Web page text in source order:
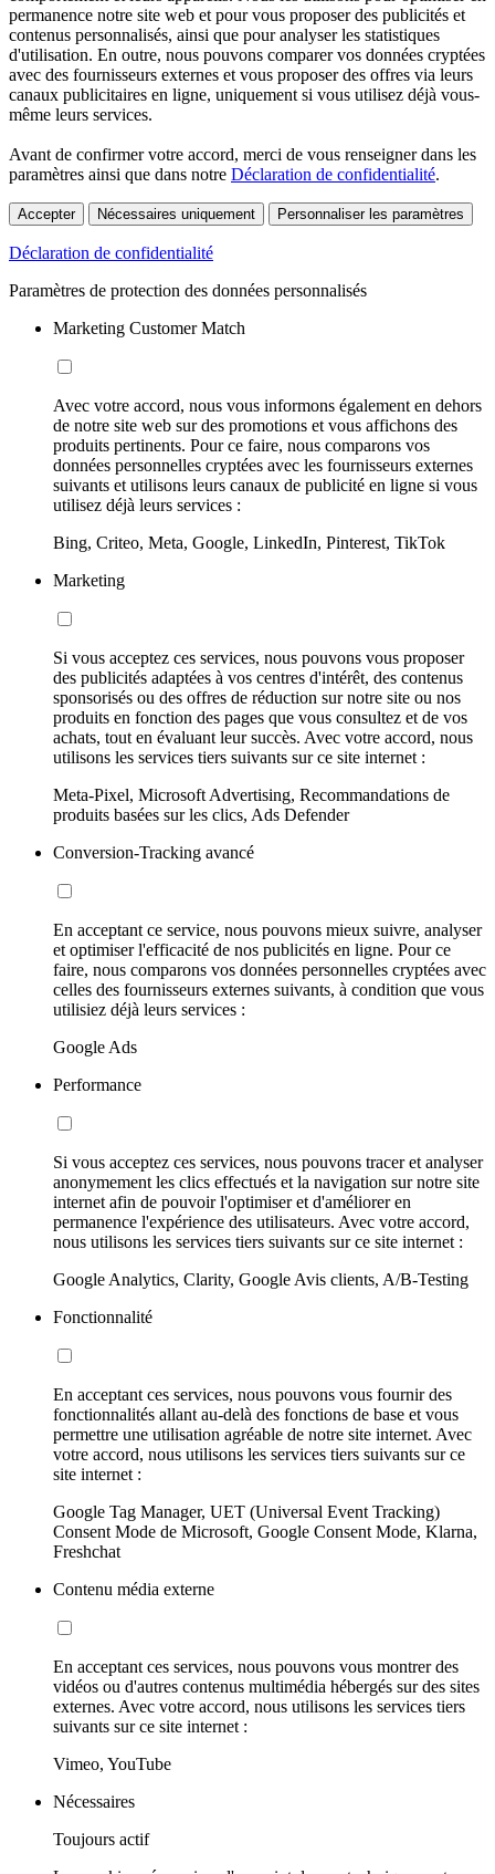
permanence notre site web et pour vous proposer des publicités et
contenus personnalisés, ainsi que pour analyser les statistiques
d'utilisation. En outre, nous pouvons comparer vos données cryptées
avec des fournisseurs externes et vous proposer des offres via leurs
canaux publicitaires en ligne, uniquement si vous utilisez déjà vous-
même leurs services.
Avant de confirmer votre accord, merci de vous renseigner dans les
paramètres ainsi que dans notre Déclaration de confidentialité.
Accepter Nécessaires uniquement Personnaliser les paramètres
Déclaration de confidentialité
Paramètres de protection des données personnalisés
Marketing Customer Match
Avec votre accord, nous vous informons également en dehors
de notre site web sur des promotions et vous affichons des
produits pertinents. Pour ce faire, nous comparons vos
données personnelles cryptées avec les fournisseurs externes
suivants et utilisons leurs canaux de publicité en ligne si vous
utilisez déjà leurs services :
Bing, Criteo, Meta, Google, LinkedIn, Pinterest, TikTok
Marketing
Si vous acceptez ces services, nous pouvons vous proposer
des publicités adaptées à vos centres d'intérêt, des contenus
sponsorisés ou des offres de réduction sur notre site ou nos
produits en fonction des pages que vous consultez et de vos
achats, tout en évaluant leur succès. Avec votre accord, nous
utilisons les services tiers suivants sur ce site internet :
Meta-Pixel, Microsoft Advertising, Recommandations de
produits basées sur les clics, Ads Defender
Conversion-Tracking avancé
En acceptant ce service, nous pouvons mieux suivre, analyser
et optimiser l'efficacité de nos publicités en ligne. Pour ce
faire, nous comparons vos données personnelles cryptées avec
celles des fournisseurs externes suivants, à condition que vous
utilisiez déjà leurs services :
Google Ads
Performance
Si vous acceptez ces services, nous pouvons tracer et analyser
anonymement les clics effectués et la navigation sur notre site
internet afin de pouvoir l'optimiser et d'améliorer en
permanence l'expérience des utilisateurs. Avec votre accord,
nous utilisons les services tiers suivants sur ce site internet :
Google Analytics, Clarity, Google Avis clients, A/B-Testing
Fonctionnalité
En acceptant ces services, nous pouvons vous fournir des
fonctionnalités allant au-delà des fonctions de base et vous
permettre une utilisation agréable de notre site internet. Avec
votre accord, nous utilisons les services tiers suivants sur ce
site internet :
Google Tag Manager, UET (Universal Event Tracking)
Consent Mode de Microsoft, Google Consent Mode, Klarna,
Freshchat
Contenu média externe
En acceptant ces services, nous pouvons vous montrer des
vidéos ou d'autres contenus multimédia hébergés sur des sites
externes. Avec votre accord, nous utilisons les services tiers
suivants sur ce site internet :
Vimeo, YouTube
Nécessaires
Toujours actif